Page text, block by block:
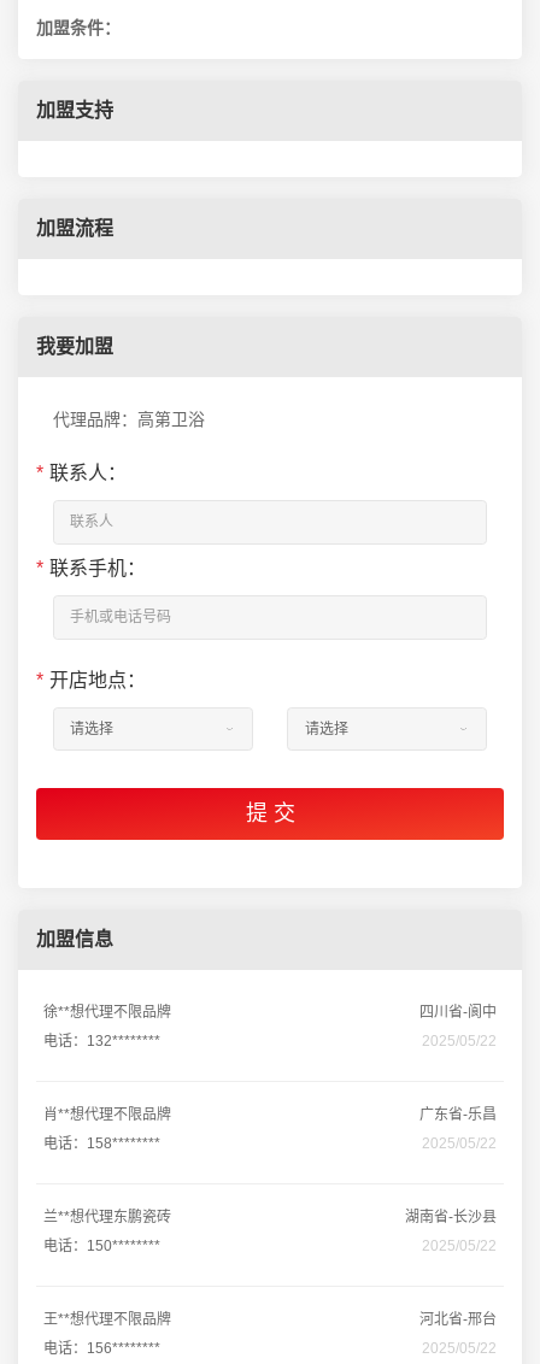
加盟条件：
加盟支持
加盟流程
我要加盟
代理品牌：高第卫浴
* 联系人：
* 联系手机：
* 开店地点：
加盟信息
徐**想代理不限品牌
四川省-阆中
电话：132********
2025/05/22
肖**想代理不限品牌
广东省-乐昌
电话：158********
2025/05/22
兰**想代理东鹏瓷砖
湖南省-长沙县
电话：150********
2025/05/22
王**想代理不限品牌
河北省-邢台
电话：156********
2025/05/22